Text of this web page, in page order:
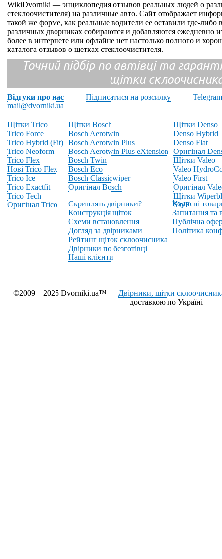
WikiDvorniki — энциклопедия отзывов реальных людей о
стеклоочистителя) на различные авто. Сайт отображает
такой же форме, как реальные водители ее оставили где-либо
различных дворниках собираются и добавляются ежедневно
более в интернете или офлайне нет настолько полного и
каталога отзывов о щетках стеклоочистителя.
Точний підбір по автівці та
щітки
Відгуки про нас Підписатися на розсилку
Telegram
mail@dvorniki.ua
Щітки Trico
Trico Force
Trico Hybrid (Fit)
Trico Neoform
Trico Flex
Нові Trico Flex
Trico Ice
Trico Exactfit
Trico Tech
Оригінал Trico
Щітки Bosch
Bosch Aerotwin
Bosch Aerotwin Plus
Bosch Aerotwin Plus eXtension
Bosch Twin
Bosch Eco
Bosch Classicwiper
Оригінал Bosch
Щітки Denso
Denso Hybrid
Denso Flat
Оригінал
Щітки Valeo
Valeo
Valeo First
Оригінал
Щітки
SWF
Скриплять двірники?
Конструкція щіток
Схеми встановлення
Догляд за двірниками
Рейтинг щіток склоочисника
Двірники по безготівці
Наші клієнти
Корисні
Запитання та
Публічна
Політика
©2009—2025 Dvorniki.ua™ — Двірники, щітки
доставкою по Україні